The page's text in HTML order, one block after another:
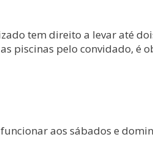
tem direito a levar até
piscinas pelo convidado, é
aos sábados e